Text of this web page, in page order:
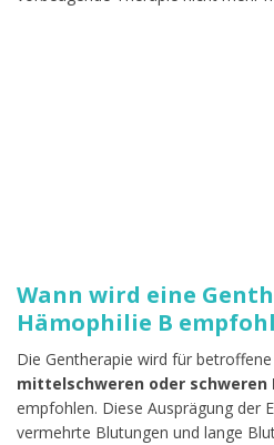
Wann wird eine
Hämophilie B
Die Gentherapie wird für betroffene
mittelschweren oder schweren
empfohlen. Diese Ausprägung der
vermehrte Blutungen und lange